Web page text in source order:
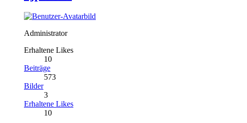
Administrator
Erhaltene Likes
10
Beiträge
573
Bilder
3
Erhaltene Likes
10